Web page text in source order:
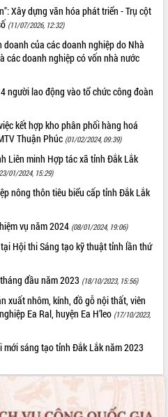
Xây dựng văn hóa phát triển - Trụ cột
(11/07/2026, 12:32)
của các doanh nghiệp do Nhà
các doanh nghiệp có vốn nhà nước
người lao động vào tổ chức công đoàn
kết hợp kho phân phối hàng hoá
Thuận Phúc (01/02/2024, 09:39)
Liên minh Hợp tác xã tỉnh Đắk Lắk
01/2024, 15:29)
nông thôn tiêu biểu cấp tỉnh Đắk Lắk
vụ năm 2024 (08/01/2024, 19:06)
Hội thi Sáng tạo kỹ thuật tỉnh lần thứ
đầu năm 2023 (18/10/2023, 15:56)
xuất nhôm, kính, đồ gỗ nội thất, viên
Ea Ral, huyện Ea H’leo (17/10/2023,
mới sáng tạo tỉnh Đắk Lắk năm 2023